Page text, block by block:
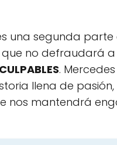
una segunda
no defraudará a
CULPABLES.
llena de
nos mantendrá